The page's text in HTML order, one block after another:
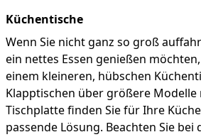
Küchentische
Wenn Sie nicht ganz so groß
ein nettes Essen genießen
einem kleineren, hübschen
Klapptischen über größere
Tischplatte finden Sie für Ihre
passende Lösung. Beachten Sie bei